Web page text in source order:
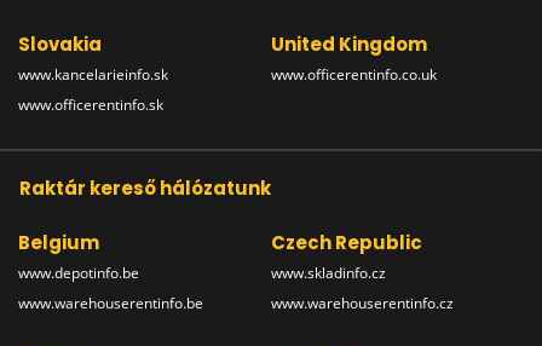
Slovakia
www.kancelarieinfo.sk
www.officerentinfo.sk
United Kingdom
www.officerentinfo.co.uk
Raktár kereső hálózatunk
Belgium
www.depotinfo.be
www.warehouserentinfo.be
Czech Republic
www.skladinfo.cz
www.warehouserentinfo.cz